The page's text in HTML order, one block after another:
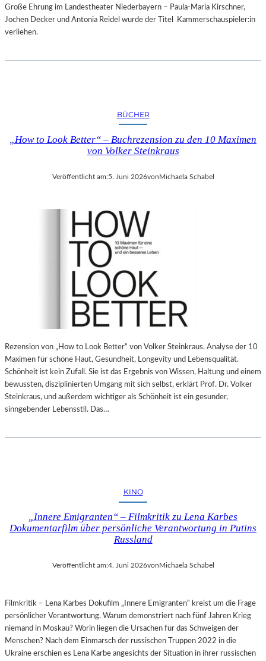
Große Ehrung im Landestheater Niederbayern – Paula-Maria Kirschner,
Jochen Decker und Antonia Reidel wurde der Titel Kammerschauspieler:in
verliehen.
BÜCHER
„How to Look Better“ – Buchrezension zu den 10 Maximen
von Volker Steinkraus
Veröffentlicht am:5. Juni 2026vonMichaela Schabel
Rezension von „How to Look Better“ von Volker Steinkraus. Analyse der 10
Maximen für schöne Haut, Gesundheit, Longevity und Lebensqualität.
Schönheit ist kein Zufall. Sie ist das Ergebnis von Wissen, Haltung und einem
bewussten, disziplinierten Umgang mit sich selbst, erklärt Prof. Dr. Volker
Steinkraus, und außerdem wichtiger als Schönheit ist ein gesunder,
sinngebender Lebensstil. Das…
KINO
„Innere Emigranten“ – Filmkritik zu Lena Karbes
Dokumentarfilm über persönliche Verantwortung in Putins
Russland
Veröffentlicht am:4. Juni 2026vonMichaela Schabel
Filmkritik – Lena Karbes Dokufilm „Innere Emigranten“ kreist um die Frage
persönlicher Verantwortung. Warum demonstriert nach fünf Jahren Krieg
niemand in Moskau? Worin liegen die Ursachen für das Schweigen der
Menschen? Nach dem Einmarsch der russischen Truppen 2022 in die
Ukraine erschien es Lena Karbe angesichts der Situation in ihrer russischen